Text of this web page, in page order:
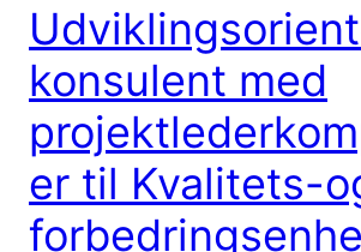
konsulent med
er til Kvalitets-